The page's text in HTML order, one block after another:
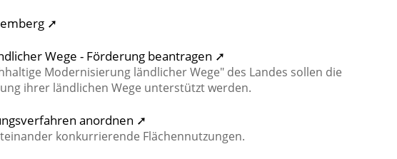
➚
Wege - Förderung beantragen ➚
Modernisierung ländlicher Wege" des Landes sollen die
ihrer ländlichen Wege unterstützt werden.
anordnen ➚
konkurrierende Flächennutzungen.